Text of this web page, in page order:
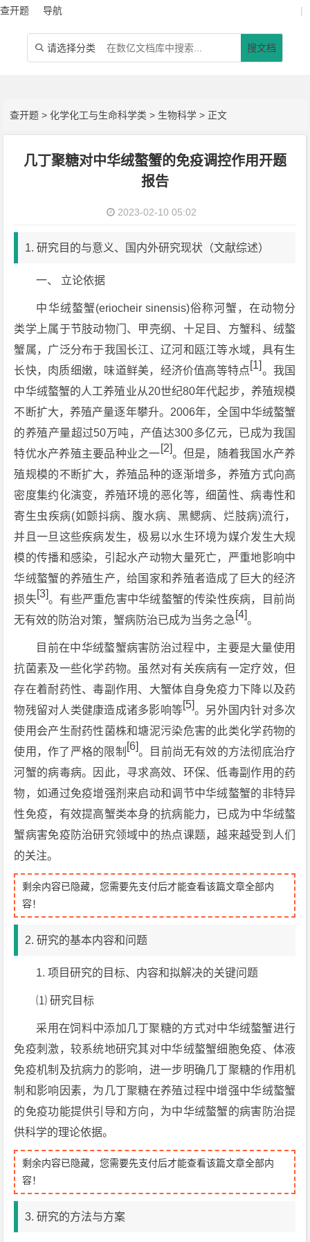
查开题 导航 |
 请选择分类 搜文档
查开题 >化学化工与生命科学类 > 生物科学 > 正文
几丁聚糖对中华绒螯蟹的免疫调控作用开题
报告
2023-02-10 05:02
1. 研究目的与意义、国内外研究现状（文献综述）
一、 立论依据
中华绒螯蟹(eriocheir sinensis)俗称河蟹，在动物分
类学上属于节肢动物门、甲壳纲、十足目、方蟹科、绒螯
蟹属，广泛分布于我国长江、辽河和瓯江等水域，具有生
长快，肉质细嫩，味道鲜美，经济价值高等特点[1]。我国
中华绒螯蟹的人工养殖业从20世纪80年代起步，养殖规模
不断扩大，养殖产量逐年攀升。2006年，全国中华绒螯蟹
的养殖产量超过50万吨，产值达300多亿元，已成为我国
特优水产养殖主要品种业之一[2]。但是，随着我国水产养
殖规模的不断扩大，养殖品种的逐渐增多，养殖方式向高
密度集约化演变，养殖环境的恶化等，细菌性、病毒性和
寄生虫疾病(如颤抖病、腹水病、黑鳃病、烂肢病)流行，
并且一旦这些疾病发生，极易以水生环境为媒介发生大规
模的传播和感染，引起水产动物大量死亡，严重地影响中
华绒螯蟹的养殖生产，给国家和养殖者造成了巨大的经济
损失[3]。有些严重危害中华绒螯蟹的传染性疾病，目前尚
无有效的防治对策，蟹病防治已成为当务之急[4]。
目前在中华绒螯蟹病害防治过程中，主要是大量使用
抗菌素及一些化学药物。虽然对有关疾病有一定疗效，但
存在着耐药性、毒副作用、大蟹体自身免疫力下降以及药
物残留对人类健康造成诸多影响等[5]。另外国内针对多次
使用会产生耐药性菌株和塘泥污染危害的此类化学药物的
使用，作了严格的限制 [6]。目前尚无有效的方法彻底治疗
河蟹的病毒病。因此，寻求高效、环保、低毒副作用的药
物，如通过免疫增强剂来启动和调节中华绒螯蟹的非特异
性免疫，有效提高蟹类本身的抗病能力，已成为中华绒螯
蟹病害免疫防治研究领域中的热点课题，越来越受到人们
的关注。
剩余内容已隐藏，您需要先支付后才能查看该篇文章全部内
容！
2. 研究的基本内容和问题
1. 项目研究的目标、内容和拟解决的关键问题
⑴ 研究目标
采用在饲料中添加几丁聚糖的方式对中华绒螯蟹进行
免疫刺激，较系统地研究其对中华绒螯蟹细胞免疫、体液
免疫机制及抗病力的影响，进一步明确几丁聚糖的作用机
制和影响因素，为几丁聚糖在养殖过程中增强中华绒螯蟹
的免疫功能提供引导和方向，为中华绒螯蟹的病害防治提
供科学的理论依据。
剩余内容已隐藏，您需要先支付后才能查看该篇文章全部内
容！
3. 研究的方法与方案